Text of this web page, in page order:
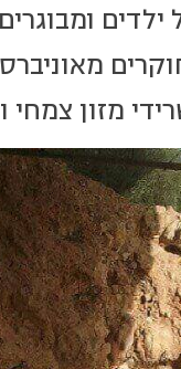
חוקרים
מזון